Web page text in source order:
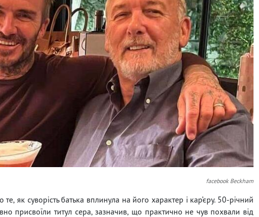
facebook Beckham
як суворість батька вплинула на його характер і кар’єру. 50-річний
присвоїли титул сера, зазначив, що практично не чув похвали від